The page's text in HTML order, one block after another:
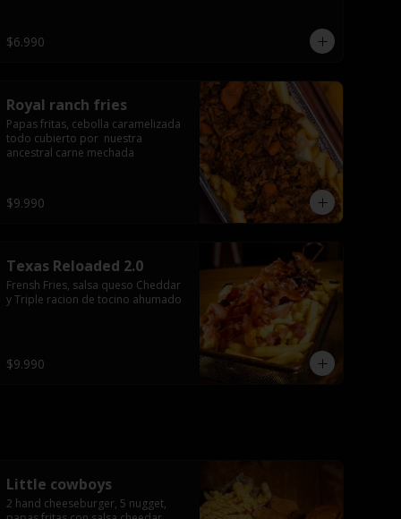
$6.990
Royal ranch fries
Papas fritas, cebolla caramelizada
todo cubierto por  nuestra
ancestral carne mechada
$9.990
Texas Reloaded 2.0
Frensh Fries, salsa queso Cheddar
y Triple racion de tocino ahumado
$9.990
Little cowboys
2 hand cheeseburger, 5 nugget,